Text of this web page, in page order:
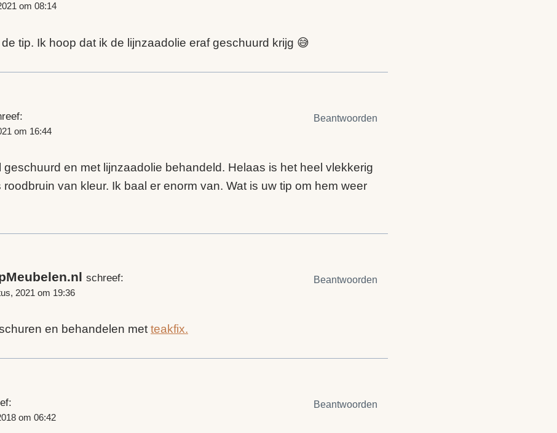
om 08:14
tip. Ik hoop dat ik de lijnzaadolie eraf geschuurd krijg 😅
om 16:44
geschuurd en met lijnzaadolie behandeld. Helaas is het heel vlekkerig
van kleur. Ik baal er enorm van. Wat is uw tip om hem weer
Beantwoorden
schreef:
2021 om 19:36
en behandelen met teakfix.
Beantwoorden
om 06:42
Beantwoorden